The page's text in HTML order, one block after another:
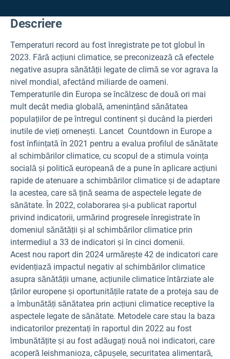
Descriere
Temperaturi record au fost înregistrate pe tot globul în
2023. Fără acțiuni climatice, se preconizează că efectele
negative asupra sănătății legate de climă se vor agrava la
nivel mondial, afectând miliarde de oameni.
Temperaturile din Europa se încălzesc de două ori mai
mult decât media globală, amenințând sănătatea
populațiilor de pe întregul continent și ducând la pierderi
inutile de vieți omenești. Lancet Countdown in Europe a
fost înființată în 2021 pentru a evalua profilul de sănătate
al schimbărilor climatice, cu scopul de a stimula voința
socială și politică europeană de a pune în aplicare acțiuni
rapide de atenuare a schimbărilor climatice și de adaptare
la acestea, care să țină seama de aspectele legate de
sănătate. În 2022, colaborarea și-a publicat raportul
privind indicatorii, urmărind progresele înregistrate în
domeniul sănătății și al schimbărilor climatice prin
intermediul a 33 de indicatori și în cinci domenii.
Acest nou raport din 2024 urmărește 42 de indicatori care
evidențiază impactul negativ al schimbărilor climatice
asupra sănătății umane, acțiunile climatice întârziate ale
țărilor europene și oportunitățile ratate de a proteja sau de
a îmbunătăți sănătatea prin acțiuni climatice receptive la
aspectele legate de sănătate. Metodele care stau la baza
indicatorilor prezentați în raportul din 2022 au fost
îmbunătățite și au fost adăugați nouă noi indicatori, care
acoperă leishmanioza, căpușele, securitatea alimentară,